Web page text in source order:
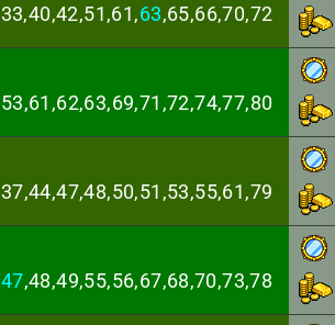
33,40,42,51,61,63,65,66,70,72
53,61,62,63,69,71,72,74,77,80
37,44,47,48,50,51,53,55,61,79
47,48,49,55,56,67,68,70,73,78